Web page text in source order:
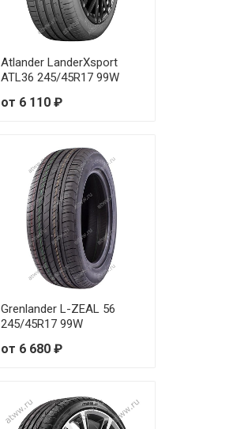
Atlander LanderXsport
ATL36 245/45R17 99W
от 6 110 ₽
Grenlander L-ZEAL 56
245/45R17 99W
от 6 680 ₽